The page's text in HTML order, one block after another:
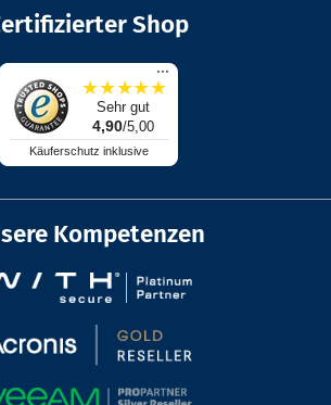
Shop
...
★★★★★
Sehr gut
4,90/5,00
Käuferschutz inklusive
Kompetenzen